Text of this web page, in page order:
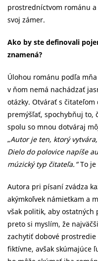
prostredníctvom románu
svoj zámer.
Ako by ste definovali
znamená?
Úlohou románu podľa
v ňom nemá nachádzať
otázky. Otvárať s
premýšľať, spochybňuj to,
spolu so mnou dotváraj
„Autor je ten, ktorý
Dielo do polovice napíše
múzický typ čitateľa.“To je
Autora pri písaní zvádza
akýmkoľvek námietkam a
však politik, aby ostatných
preto si myslím, že
zachytiť dobové
fiktívne, avšak skúmajúce